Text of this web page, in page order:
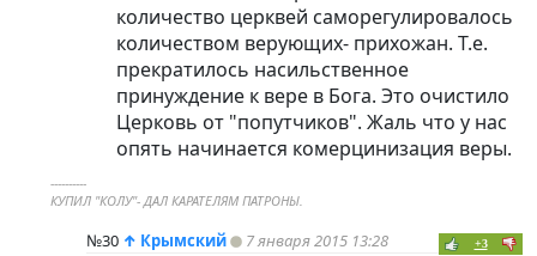
количество церквей саморегулировалось
количеством верующих- прихожан. Т.е.
прекратилось насильственное
принуждение к вере в Бога. Это очистило
Церковь от "попутчиков". Жаль что у нас
опять начинается комерцинизация веры.
----------
КУПИЛ "КОЛУ"- ДАЛ КАРАТЕЛЯМ ПАТРОНЫ.
№30 ↑ Крымский 7 января 2015 13:28 +3